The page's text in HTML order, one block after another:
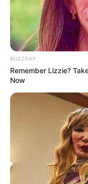
เจาะลึก ดูดวง 12 ราศี
บัญชร
25 ก.ย. 2019
BUZZDAY
Remember Lizzie?
Now